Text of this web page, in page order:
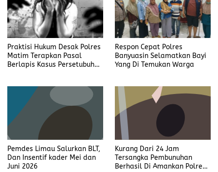
Praktisi Hukum Desak Polres
Matim Terapkan Pasal
Berlapis Kasus Persetubuhan
Respon Cepat Polres
Banyuasin Selamatkan Bayi
Yang Di Temukan Warga
Pemdes Limau Salurkan BLT,
Dan Insentif kader Mei dan
Juni 2026
Kurang Dari 24 Jam
Tersangka Pembunuhan
Berhasil Di Amankan Polres